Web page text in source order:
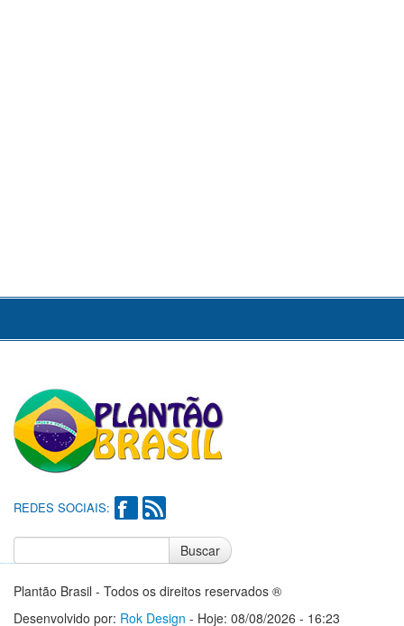
REDES SOCIAIS:
Buscar
Plantão Brasil - Todos os direitos reservados ®
Desenvolvido por: Rok Design - Hoje: 08/08/2026 - 16:23